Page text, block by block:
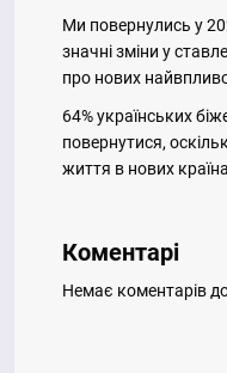
Ми повернулись у
значні зміни у
про нових
64% українських
повернутися,
життя в нових
Коментарі
Немає коментарів